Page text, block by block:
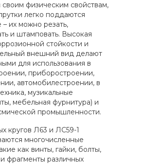
своим физическим свойствам,
легко поддаются
– их можно резать,
и штамповать. Высокая
стойкости и
внешний вид делают
для использования в
приборостроении,
автомобилестроении, в
музикальные
мебельная фурнитура) и
промышленности.
кругов Л63 и ЛС59-1
многочисленные
как винты, гайки, болты,
фрагменты различных